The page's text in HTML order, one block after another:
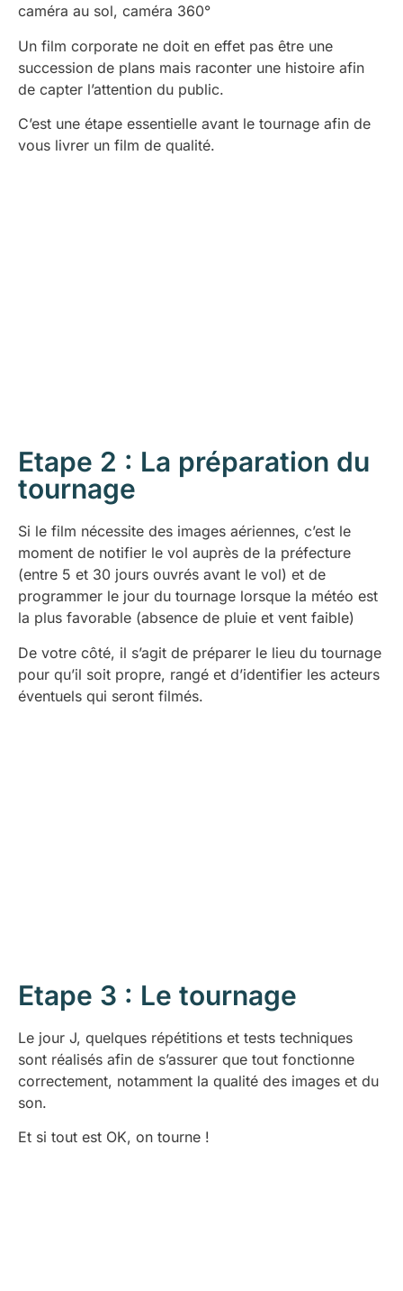
caméra au sol, caméra 360°
Un film corporate ne doit en effet pas être une
succession de plans mais raconter une histoire afin
de capter l’attention du public.
C’est une étape essentielle avant le tournage afin de
vous livrer un film de qualité.
Etape 2 : La préparation du
tournage
Si le film nécessite des images aériennes, c’est le
moment de notifier le vol auprès de la préfecture
(entre 5 et 30 jours ouvrés avant le vol) et de
programmer le jour du tournage lorsque la météo est
la plus favorable (absence de pluie et vent faible)
De votre côté, il s’agit de préparer le lieu du tournage
pour qu’il soit propre, rangé et d’identifier les acteurs
éventuels qui seront filmés.
Etape 3 : Le tournage
Le jour J, quelques répétitions et tests techniques
sont réalisés afin de s’assurer que tout fonctionne
correctement, notamment la qualité des images et du
son.
Et si tout est OK, on tourne !